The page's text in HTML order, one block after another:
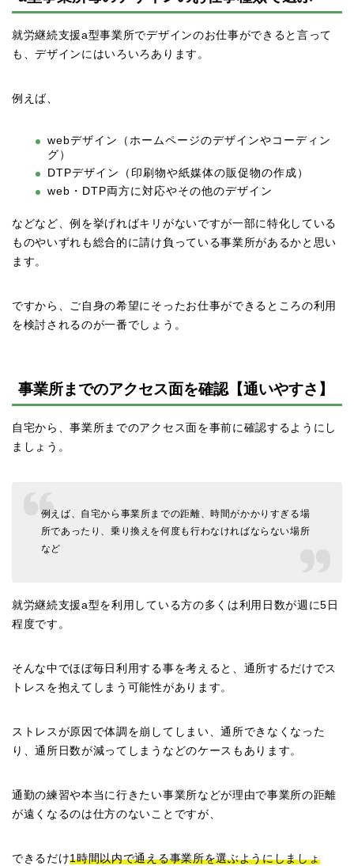
就労継続支援a型事業所でデザインのお仕事ができると言って
も、デザインにはいろいろあります。
例えば、
webデザイン（ホームページのデザインやコーディン
グ）
DTPデザイン（印刷物や紙媒体の販促物の作成）
web・DTP両方に対応やその他のデザイン
などなど、例を挙げればキリがないですが一部に特化している
ものやいずれも総合的に請け負っている事業所があるかと思い
ます。
ですから、ご自身の希望にそったお仕事ができるところの利用
を検討されるのが一番でしょう。
事業所までのアクセス面を確認【通いやすさ】
自宅から、事業所までのアクセス面を事前に確認するようにし
ましょう。
例えば、自宅から事業所までの距離、時間がかかりすぎる場
所であったり、乗り換えを何度も行わなければならない場所
など
就労継続支援a型を利用している方の多くは利用日数が週に5日
程度です。
そんな中でほぼ毎日利用する事を考えると、通所するだけでス
トレスを抱えてしまう可能性があります。
ストレスが原因で体調を崩してしまい、通所できなくなった
り、通所日数が減ってしまうなどのケースもあります。
通勤の練習や本当に行きたい事業所などが理由で事業所の距離
が遠くなるのは仕方のないことですが、
できるだけ1時間以内で通える事業所を選ぶようにしましょ